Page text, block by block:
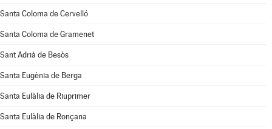
Santa Coloma de Cervelló
Santa Coloma de Gramenet
Sant Adrià de Besòs
Santa Eugènia de Berga
Santa Eulàlia de Riuprimer
Santa Eulàlia de Ronçana